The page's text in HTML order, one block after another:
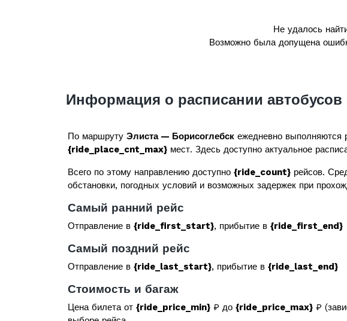
Не удалось
Возможно была допущена
Информация о расписании
По маршруту Элиста — Борисоглебск ежедневно выполняются
{ride_place_cnt_max} мест. Здесь доступно актуальное
Всего по этому направлению доступно {ride_count} рейсов.
обстановки, погодных условий и возможных задержек при
Самый ранний рейс
Отправление в {ride_first_start}, прибытие в {ride_first_end}
Самый поздний рейс
Отправление в {ride_last_start}, прибытие в {ride_last_end}
Стоимость и багаж
Цена билета от {ride_price_min} ₽ до {ride_price_max} ₽